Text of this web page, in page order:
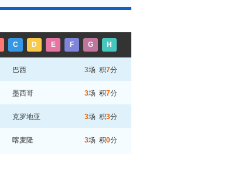
C D E F G H
巴西 3场 积7分
墨西哥 3场 积7分
克罗地亚 3场 积3分
喀麦隆 3场 积0分